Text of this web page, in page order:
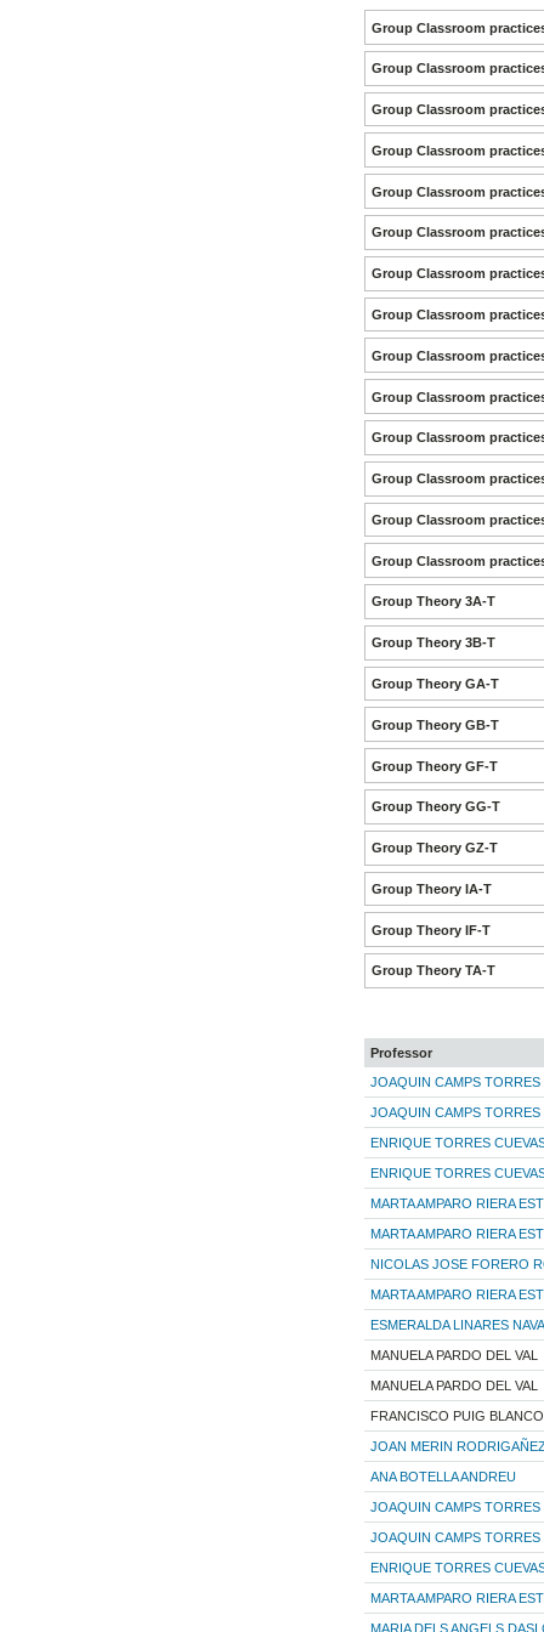
Group Classroom
Group Classroom
Group Classroom
Group Classroom
Group Classroom
Group Classroom
Group Classroom
Group Classroom
Group Classroom
Group Classroom
Group Classroom
Group Classroom
Group Classroom
Group Classroom
Group Theory 3A-T
Group Theory 3B-T
Group Theory GA-T
Group Theory GB-T
Group Theory GF-T
Group Theory GG-T
Group Theory GZ-T
Group Theory IA-T
Group Theory IF-T
Group Theory TA-T
Professor
JOAQUIN CAMPS TORRES
JOAQUIN CAMPS TORRES
ENRIQUE TORRES
ENRIQUE TORRES
MARTA AMPARO RIERA
MARTA AMPARO RIERA
NICOLAS JOSE FORERO
MARTA AMPARO RIERA
ESMERALDA LINARES
MANUELA PARDO DEL VAL
MANUELA PARDO DEL VAL
FRANCISCO PUIG BLANCO
JOAN MERIN
ANA BOTELLA ANDREU
JOAQUIN CAMPS TORRES
JOAQUIN CAMPS TORRES
ENRIQUE TORRES
MARTA AMPARO RIERA
MARIA DELS ANGELS